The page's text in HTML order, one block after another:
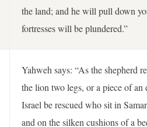
the land; and he will pull down
fortresses will be plundered.”
Yahweh says: “As the shepherd
the lion two legs, or a piece of an
Israel be rescued who sit in
and on the silken cushions of a